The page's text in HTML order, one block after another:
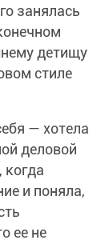
занялась
детищу
стиле
— хотела
деловой
и поняла,
ее не